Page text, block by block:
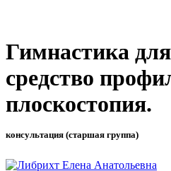
Гимнастика
средство
плоскостопия.
консультация (старшая группа)